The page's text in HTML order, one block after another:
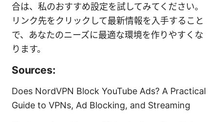
合は、私のおすすめ設定を試してみてください。
リンク先をクリックして最新情報を入手すること
で、あなたのニーズに最適な環境を作りやすくな
ります。
Sources:
Does NordVPN Block YouTube Ads? A Practical
Guide to VPNs, Ad Blocking, and Streaming